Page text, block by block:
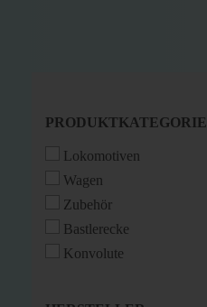
PRODUKTKATEGORIE
PRODUKTKATEGORIE
Lokomotiven
Wagen
Zubehör
Bastlerecke
Konvolute